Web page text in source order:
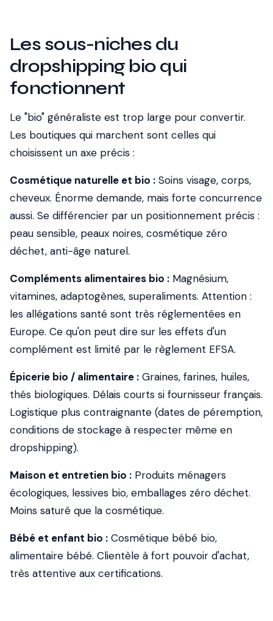
Les sous-niches du
dropshipping bio qui
fonctionnent
Le "bio" généraliste est trop large pour convertir.
Les boutiques qui marchent sont celles qui
choisissent un axe précis :
Cosmétique naturelle et bio : Soins visage, corps,
cheveux. Énorme demande, mais forte concurrence
aussi. Se différencier par un positionnement précis :
peau sensible, peaux noires, cosmétique zéro
déchet, anti-âge naturel.
Compléments alimentaires bio : Magnésium,
vitamines, adaptogènes, superaliments. Attention :
les allégations santé sont très réglementées en
Europe. Ce qu'on peut dire sur les effets d'un
complément est limité par le règlement EFSA.
Épicerie bio / alimentaire : Graines, farines, huiles,
thés biologiques. Délais courts si fournisseur français.
Logistique plus contraignante (dates de péremption,
conditions de stockage à respecter même en
dropshipping).
Maison et entretien bio : Produits ménagers
écologiques, lessives bio, emballages zéro déchet.
Moins saturé que la cosmétique.
Bébé et enfant bio : Cosmétique bébé bio,
alimentaire bébé. Clientèle à fort pouvoir d'achat,
très attentive aux certifications.